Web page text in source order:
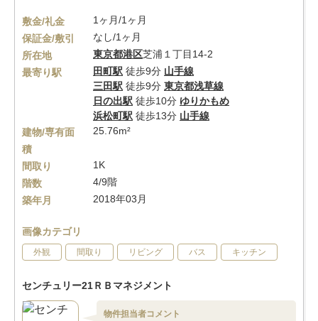
敷金/礼金
1ヶ月/1ヶ月
保証金/敷引
なし/1ヶ月
所在地
東京都港区芝浦１丁目14-2
最寄り駅
田町駅 徒歩9分 山手線
三田駅 徒歩9分 東京都浅草線
日の出駅 徒歩10分 ゆりかもめ
浜松町駅 徒歩13分 山手線
建物/専有面
積
25.76m²
間取り
1K
階数
4/9階
築年月
2018年03月
画像カテゴリ
外観 間取り リビング バス キッチン
センチュリー21ＲＢマネジメント
物件担当者コメント